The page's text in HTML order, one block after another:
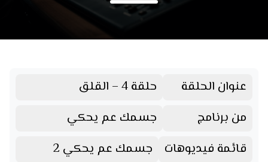
عنوان الحلقة
حلقة 4 – القلق
من برنامج
جسمك عم يحكي
قائمة فيديوهات
جسمك عم يحكي 2